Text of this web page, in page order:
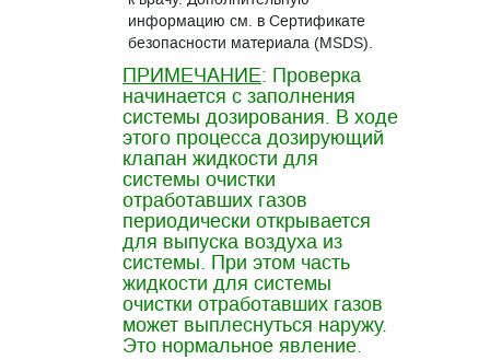
информацию см. в Сертификате
безопасности материала (MSDS).
ПРИМЕЧАНИЕ: Проверка
начинается с заполнения
системы дозирования. В ходе
этого процесса дозирующий
клапан жидкости для
системы очистки
отработавших газов
периодически открывается
для выпуска воздуха из
системы. При этом часть
жидкости для системы
очистки отработавших газов
может выплеснуться наружу.
Это нормальное явление.